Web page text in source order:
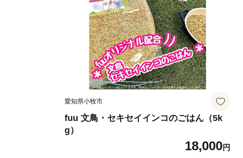
愛知県小牧市
fuu 文鳥・セキセイインコのごはん（5k
g）
18,000円